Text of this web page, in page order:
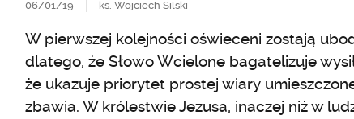
06/01/19 ks. Wojciech Silski
W pierwszej kolejności oświeceni zostają
dlatego, że Słowo Wcielone bagatelizuje
że ukazuje priorytet prostej wiary
zbawia. W królestwie Jezusa, inaczej niż w